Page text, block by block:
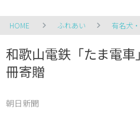
HOME ふれあい 有名犬
和歌山電鉄「たま電
冊寄贈
朝日新聞